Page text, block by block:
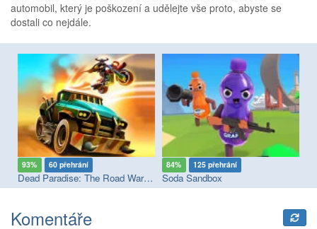
automobil, který je poškození a udělejte vše proto, abyste se
dostali co nejdále.
93% 60 přehrání
Dead Paradise: The Road Warrior
84% 125 přehrání
Soda Sandbox
Komentáře